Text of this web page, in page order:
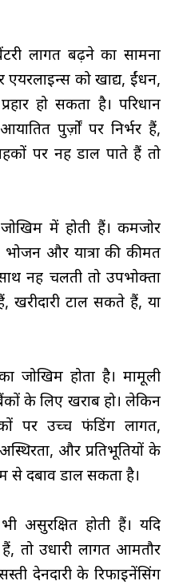
लागत बढ़ने का सामना
को खाद्य, ईंधन,
हो सकता है। परिधान
पुर्ज़ों पर निर्भर हैं,
पर नहीं डाल पाते हैं तो
में होती हैं। कमजोर
और यात्रा की कीमत
नहीं चलती तो उपभोक्ता
टाल सकते हैं, या
जोखिम होता है। मामूली
के लिए खराब हो। लेकिन
पर उच्च फंडिंग लागत,
और प्रतिभूतियों के
से दबाव डाल सकता है।
असुरक्षित होती हैं। यदि
हैं, तो उधारी लागत आमतौर
देनदारी के रिफाइनेंसिंग